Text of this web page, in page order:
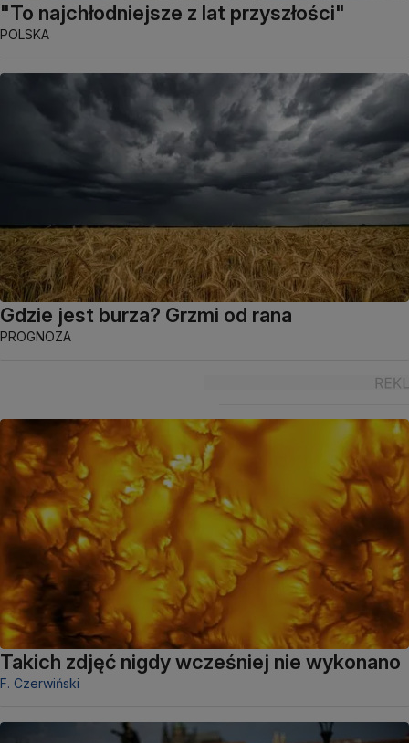
"To najchłodniejsze z lat przyszłości"
POLSKA
Gdzie jest burza? Grzmi od rana
PROGNOZA
Takich zdjęć nigdy wcześniej nie wykonano
F. Czerwiński